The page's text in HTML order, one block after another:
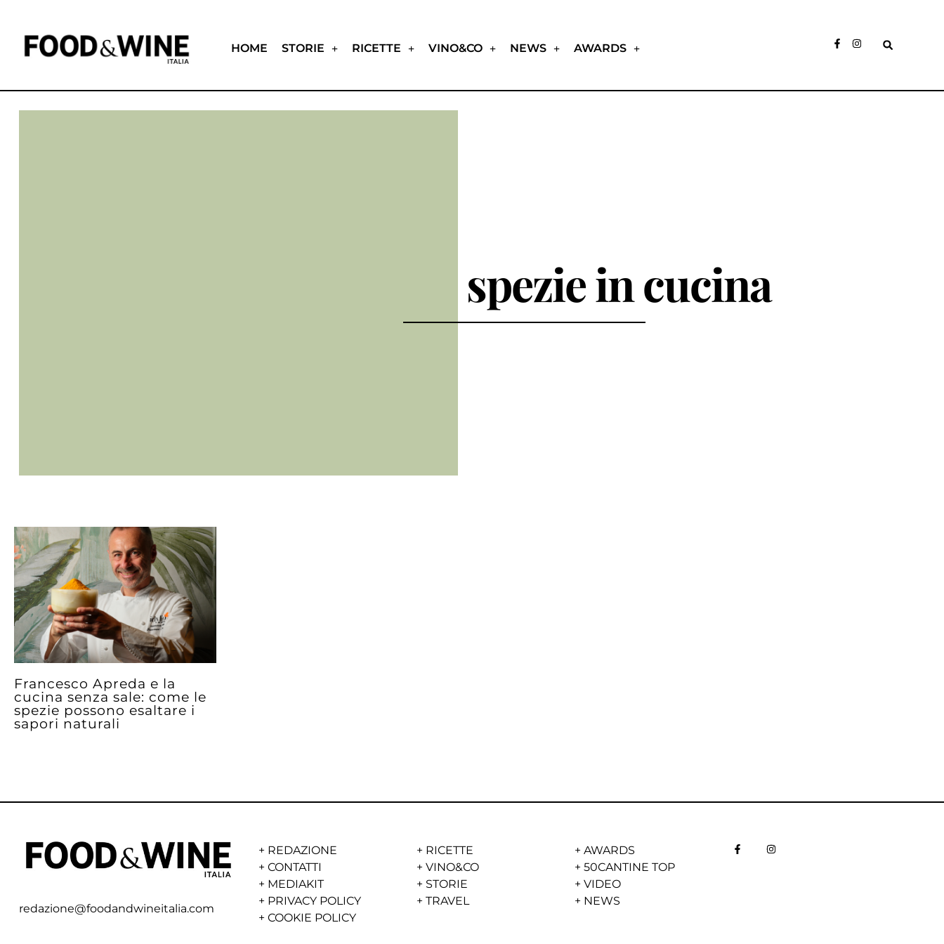
HOME STORIE RICETTE VINO&CO NEWS AWARDS
spezie in cucina
Francesco Apreda e la
cucina senza sale: come le
spezie possono esaltare i
sapori naturali
redazione@foodandwineitalia.com
+ REDAZIONE
+CONTATTI
+ MEDIAKIT
+ PRIVACY POLICY
+COOKIE POLICY
+ RICETTE
+VINO&CO
+ STORIE
+TRAVEL
+AWARDS
+50CANTINE TOP
+VIDEO
+ NEWS